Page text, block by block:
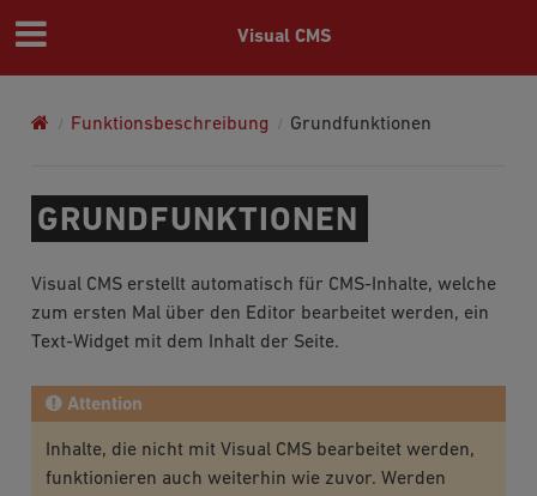
Visual CMS
Funktionsbeschreibung Grundfunktionen
GRUNDFUNKTIONEN
Visual CMS erstellt automatisch für CMS-Inhalte, welche
zum ersten Mal über den Editor bearbeitet werden, ein
Text-Widget mit dem Inhalt der Seite.
Attention
Inhalte, die nicht mit Visual CMS bearbeitet werden,
funktionieren auch weiterhin wie zuvor. Werden